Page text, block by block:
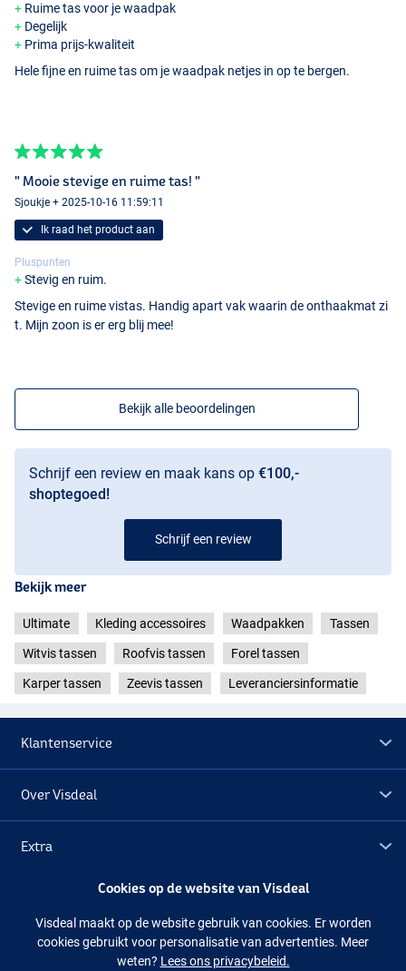
Ruime tas voor je waadpak
Degelijk
Prima prijs-kwaliteit
Hele fijne en ruime tas om je waadpak netjes in op te bergen.
" Mooie stevige en ruime tas! "
Sjoukje + 2025-10-16 11:59:11
Ik raad het product aan
Pluspunten
Stevig en ruim.
Stevige en ruime vistas. Handig apart vak waarin de onthaakmat zi
t. Mijn zoon is er erg blij mee!
Bekijk alle beoordelingen
Schrijf een review en maak kans op €100,-
shoptegoed!
Schrijf een review
Bekijk meer
Ultimate Kleding accessoires Waadpakken Tassen
Witvis tassen Roofvis tassen Forel tassen
Karper tassen Zeevis tassen Leveranciersinformatie
Klantenservice
Over Visdeal
Extra
Facebook Instagram
Cookies op de website van Visdeal
Visdeal maakt op de website gebruik van cookies. Er worden
cookies gebruikt voor personalisatie van advertenties. Meer
weten? Lees ons privacybeleid.